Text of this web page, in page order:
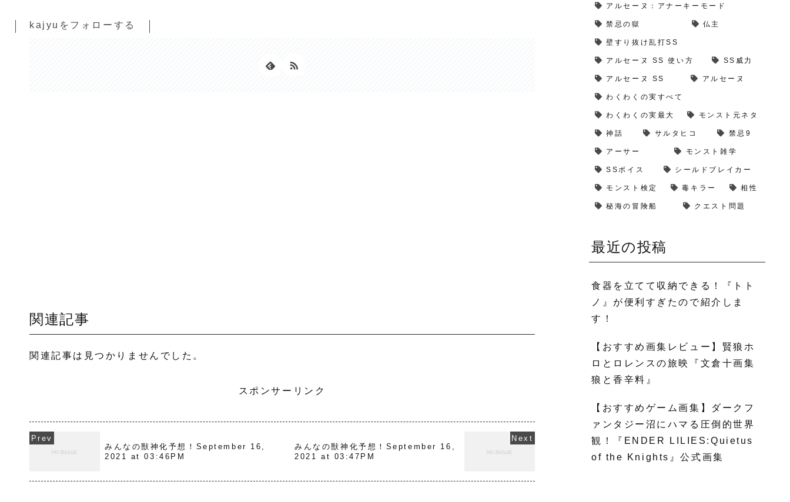
kajyuをフォローする
関連記事
関連記事は見つかりませんでした。
スポンサーリンク
みんなの獣神化予想！September 16,
2021 at 03:46PM
みんなの獣神化予想！September 16,
2021 at 03:47PM
アルセーヌ：アナーキーモード
禁忌の獄 仏主
壁すり抜け乱打SS
アルセーヌ SS 使い方 SS威力
アルセーヌ SS アルセーヌ
わくわくの実すべて
わくわくの実最大 モンスト元ネタ
神話 サルタヒコ 禁忌9
アーサー モンスト雑学
SSボイス シールドブレイカー
モンスト検定 毒キラー 相性
秘海の冒険船 クエスト問題
最近の投稿
食器を立てて収納できる！『トト
ノ』が便利すぎたので紹介しま
す！
【おすすめ画集レビュー】賢狼ホ
ロとロレンスの旅映『文倉十画集
狼と香辛料』
【おすすめゲーム画集】ダークフ
ァンタジー沼にハマる圧倒的世界
観！『ENDER LILIES:Quietus
of the Knights』公式画集